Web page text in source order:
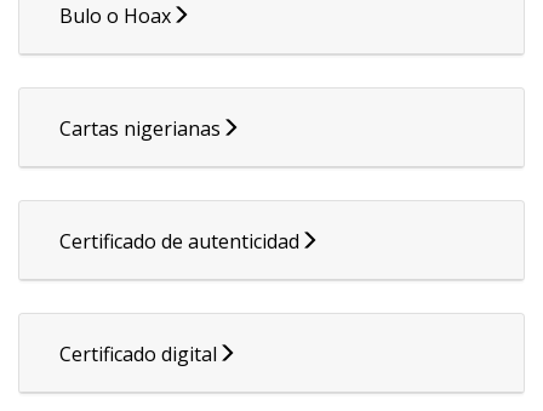
Bulo o Hoax
Cartas nigerianas
Certificado de autenticidad
Certificado digital